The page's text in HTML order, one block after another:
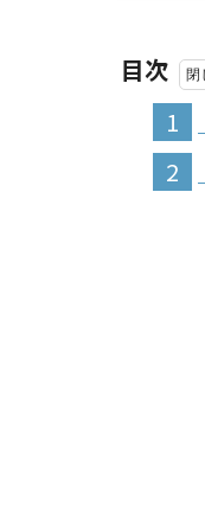
目次
1
2